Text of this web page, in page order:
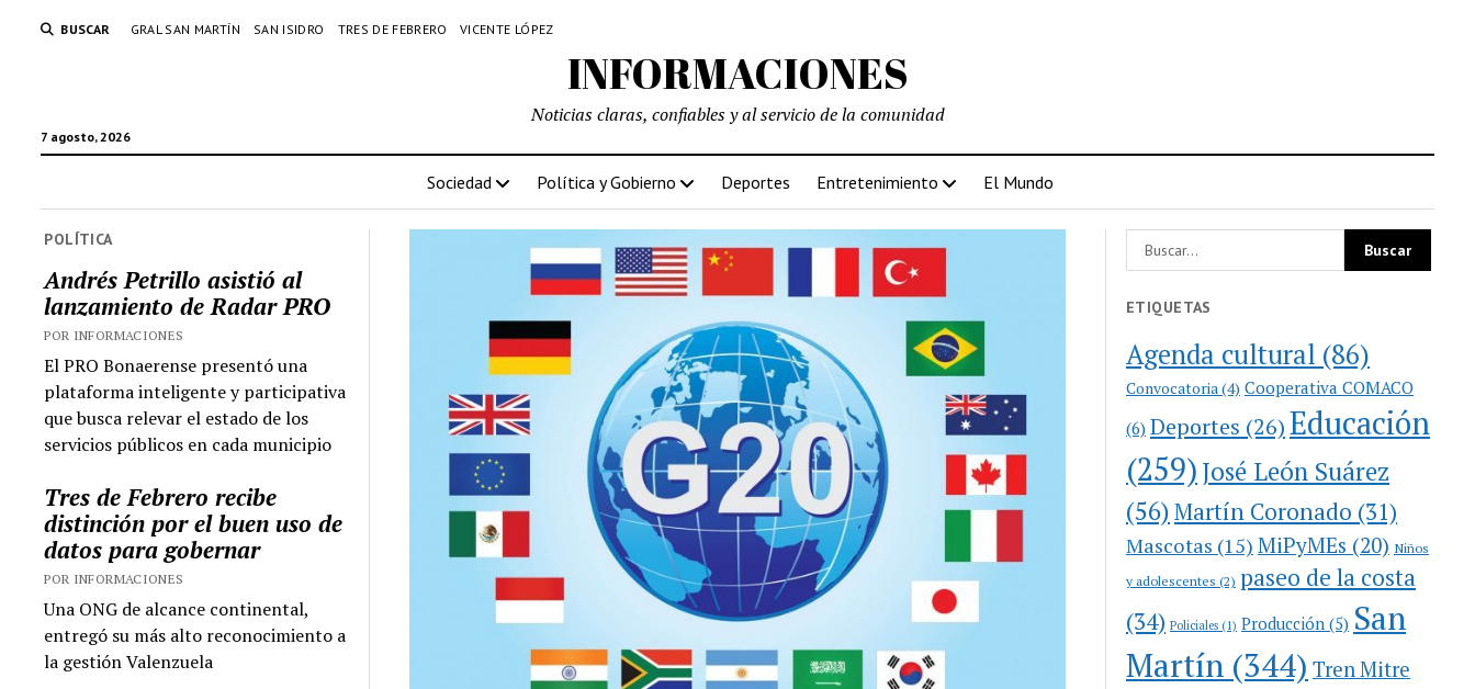
BUSCAR GRAL SAN MARTÍN SAN ISIDRO TRES DE FEBRERO VICENTE LÓPEZ
INFORMACIONES
7 agosto, 2026
Noticias claras, confiables y al servicio de la comunidad
Sociedad Política y Gobierno Deportes Entretenimiento El Mundo
POLÍTICA
Andrés Petrillo asistió al
lanzamiento de Radar PRO
POR INFORMACIONES
El PRO Bonaerense presentó una
plataforma inteligente y participativa
que busca relevar el estado de los
servicios públicos en cada municipio
Tres de Febrero recibe
distinción por el buen uso de
datos para gobernar
POR INFORMACIONES
Una ONG de alcance continental,
entregó su más alto reconocimiento a
la gestión Valenzuela
ETIQUETAS
Agenda cultural (86)
Convocatoria (4) Cooperativa COMACO
(6) Deportes (26)Educación
(259)José León Suárez
(56)Martín Coronado (31)
Mascotas (15) MiPyMEs (20) Niños
y adolescentes (2) paseo de la costa
(34) Policiales (1) Producción (5) San
Martín (344) Tren Mitre